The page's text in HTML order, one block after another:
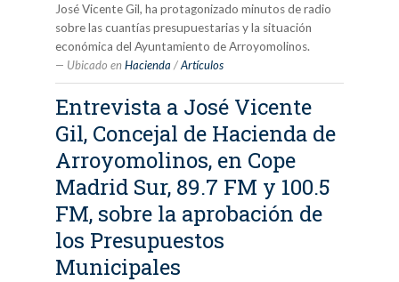
José Vicente Gil, ha protagonizado minutos de radio
sobre las cuantías presupuestarias y la situación
económica del Ayuntamiento de Arroyomolinos.
Ubicado en Hacienda /Artículos
Entrevista a José Vicente
Gil, Concejal de Hacienda de
Arroyomolinos, en Cope
Madrid Sur, 89.7 FM y 100.5
FM, sobre la aprobación de
los Presupuestos
Municipales